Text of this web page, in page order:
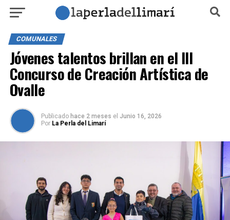
COMUNALES
Jóvenes talentos brillan en el III
Concurso de Creación Artística de
Ovalle
Publicado hace 2 meses el Junio 16, 2026
Por La Perla del Limarí